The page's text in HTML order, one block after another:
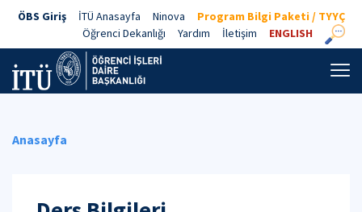
ÖBS Giriş İTÜ Anasayfa Ninova
Program Bilgi Paketi / TYYÇ
Öğrenci Dekanlığı
Yardım İletişim ENGLISH
Anasayfa